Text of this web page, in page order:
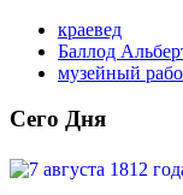
краевед
Баллод
музейный
Сего Дня